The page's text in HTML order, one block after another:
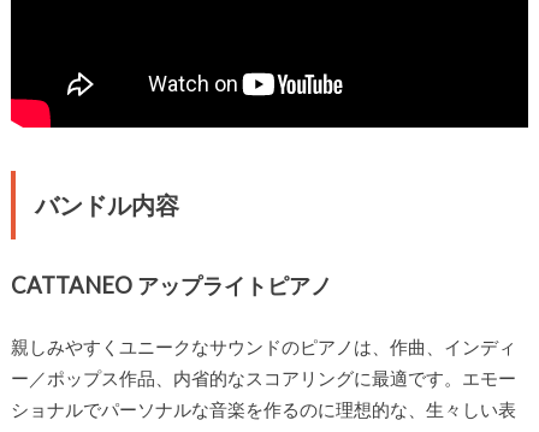
バンドル内容
CATTANEO アップライトピアノ
親しみやすくユニークなサウンドのピアノは、作曲、インディ
ー／ポップス作品、内省的なスコアリングに最適です。エモー
ショナルでパーソナルな音楽を作るのに理想的な、生々しい表